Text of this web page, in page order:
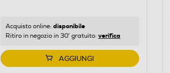
Acquisto online: disponibile
Ritiro in negozio in 30' gratuito: verifica
AGGIUNGI